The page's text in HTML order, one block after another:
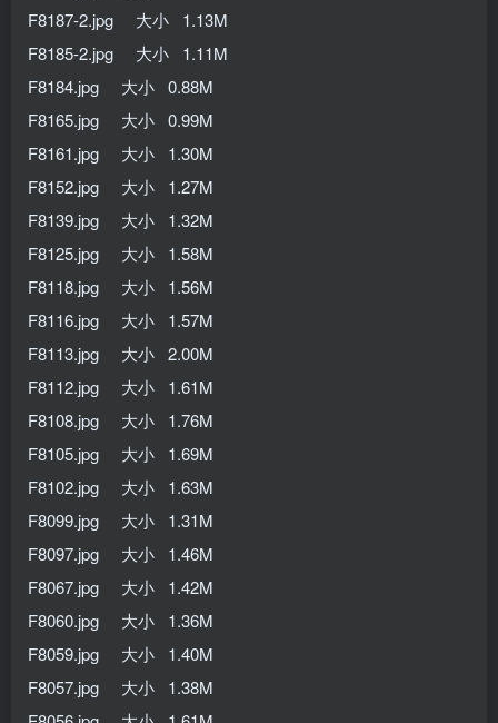
F8187-2.jpg 大小 1.13M
F8185-2.jpg 大小 1.11M
F8184.jpg 大小 0.88M
F8165.jpg 大小 0.99M
F8161.jpg 大小 1.30M
F8152.jpg 大小 1.27M
F8139.jpg 大小 1.32M
F8125.jpg 大小 1.58M
F8118.jpg 大小 1.56M
F8116.jpg 大小 1.57M
F8113.jpg 大小 2.00M
F8112.jpg 大小 1.61M
F8108.jpg 大小 1.76M
F8105.jpg 大小 1.69M
F8102.jpg 大小 1.63M
F8099.jpg 大小 1.31M
F8097.jpg 大小 1.46M
F8067.jpg 大小 1.42M
F8060.jpg 大小 1.36M
F8059.jpg 大小 1.40M
F8057.jpg 大小 1.38M